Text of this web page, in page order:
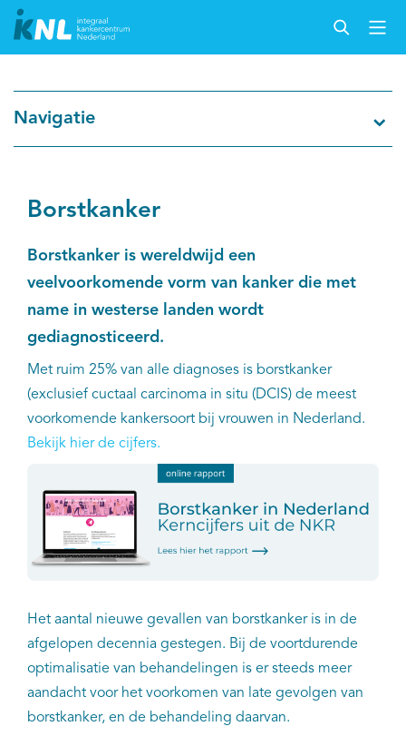
Cijfers over kanker
Thema's
Over IKNL
Palliatieve zorg
Kankeratlas
IKNL and the NCR
Dure geneesmiddelen
Nieuws
Trials
Navigatie
Borstkanker
Borstkanker is wereldwijd een
veelvoorkomende vorm van kanker die met
name in westerse landen wordt
gediagnosticeerd.
Met ruim 25% van alle diagnoses is borstkanker
(exclusief cuctaal carcinoma in situ (DCIS) de meest
voorkomende kankersoort bij vrouwen in Nederland.
Bekijk hier de cijfers.
Het aantal nieuwe gevallen van borstkanker is in de
afgelopen decennia gestegen. Bij de voortdurende
optimalisatie van behandelingen is er steeds meer
aandacht voor het voorkomen van late gevolgen van
borstkanker, en de behandeling daarvan.